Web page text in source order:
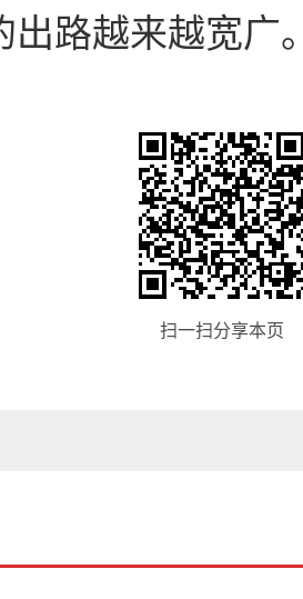
出路越来越宽广
扫一扫分享本页